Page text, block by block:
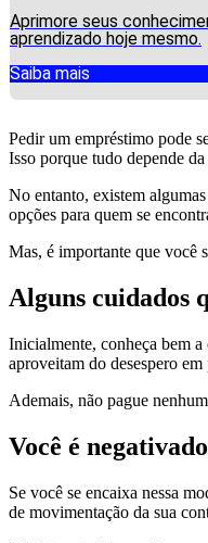
Aprimore seus
aprendizado hoje mesmo.
Saiba mais
Pedir um empréstimo pode
Isso porque tudo depende
No entanto, existem
opções para quem se
Mas, é importante que você
Alguns cuidados
Inicialmente, conheça bem
aproveitam do desespero
Ademais, não pague
Você é
Se você se encaixa nessa
de movimentação da sua